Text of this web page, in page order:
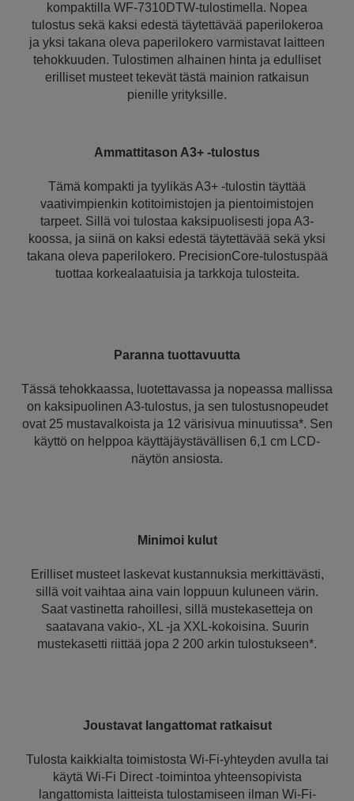
kompaktilla WF-7310DTW-tulostimella. Nopea
tulostus sekä kaksi edestä täytettävää paperilokeroa
ja yksi takana oleva paperilokero varmistavat laitteen
tehokkuuden. Tulostimen alhainen hinta ja edulliset
erilliset musteet tekevät tästä mainion ratkaisun
pienille yrityksille.
Ammattitason A3+ -tulostus
Tämä kompakti ja tyylikäs A3+ -tulostin täyttää
vaativimpienkin kotitoimistojen ja pientoimistojen
tarpeet. Sillä voi tulostaa kaksipuolisesti jopa A3-
koossa, ja siinä on kaksi edestä täytettävää sekä yksi
takana oleva paperilokero. PrecisionCore-tulostuspää
tuottaa korkealaatuisia ja tarkkoja tulosteita.
Paranna tuottavuutta
Tässä tehokkaassa, luotettavassa ja nopeassa mallissa
on kaksipuolinen A3-tulostus, ja sen tulostusnopeudet
ovat 25 mustavalkoista ja 12 värisivua minuutissa*. Sen
käyttö on helppoa käyttäjäystävällisen 6,1 cm LCD-
näytön ansiosta.
Minimoi kulut
Erilliset musteet laskevat kustannuksia merkittävästi,
sillä voit vaihtaa aina vain loppuun kuluneen värin.
Saat vastinetta rahoillesi, sillä mustekasetteja on
saatavana vakio-, XL -ja XXL-kokoisina. Suurin
mustekasetti riittää jopa 2 200 arkin tulostukseen*.
Joustavat langattomat ratkaisut
Tulosta kaikkialta toimistosta Wi-Fi-yhteyden avulla tai
käytä Wi-Fi Direct -toimintoa yhteensopivista
langattomista laitteista tulostamiseen ilman Wi-Fi-